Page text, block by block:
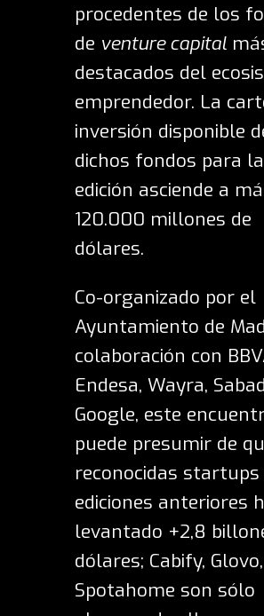
procedentes de los
de venture capital
destacados del
emprendedor. La
inversión disponible
dichos fondos para
edición asciende a
120.000 millones de
dólares.
Co-organizado por el
Ayuntamiento de
colaboración con
Endesa, Wayra,
Google, este
puede presumir de
reconocidas startups
ediciones anteriores
levantado +2,8
dólares; Cabify,
Spotahome son sólo